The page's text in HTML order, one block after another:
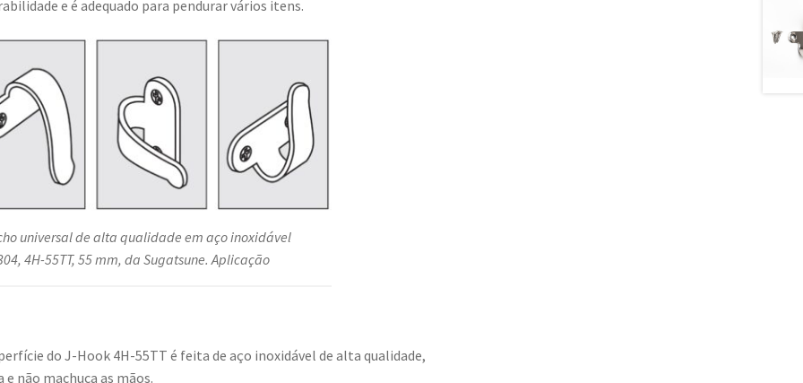
e é adequado para pendurar vários itens.
universal de alta qualidade em aço inoxidável
4H-55TT, 55 mm, da Sugatsune. Aplicação
do J-Hook 4H-55TT é feita de aço inoxidável de alta qualidade,
e não machuca as mãos.